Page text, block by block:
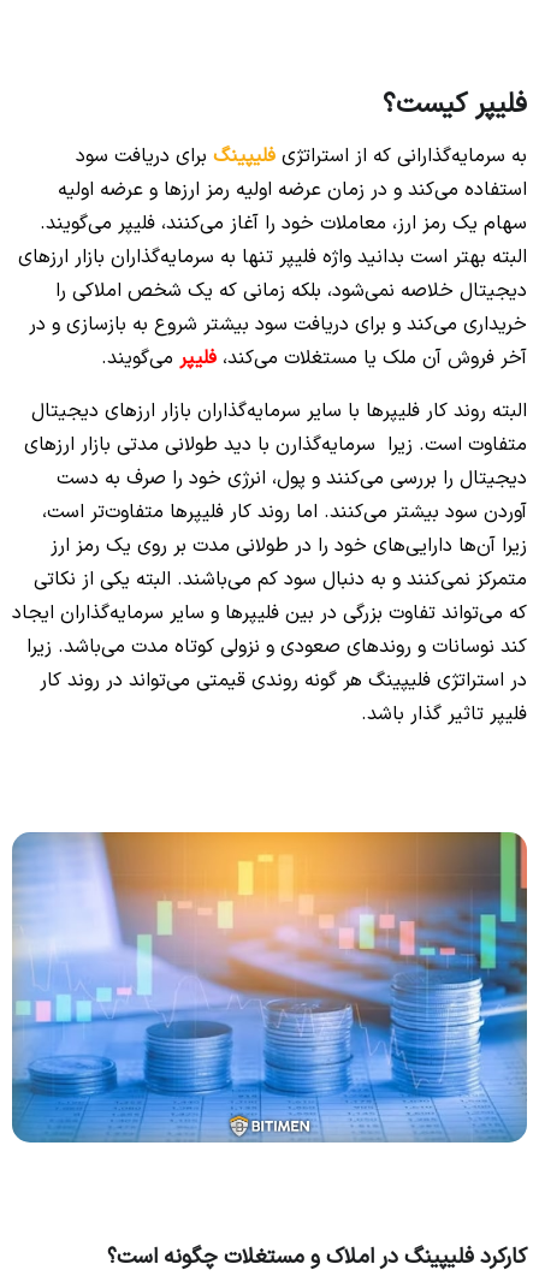
فلیپر کیست؟
به سرمایه‌گذارانی که از استراتژی فلیپینگ برای دریافت سود
استفاده می‌کند و در زمان عرضه اولیه رمز ارزها و عرضه اولیه
سهام یک رمز ارز، معاملات خود را آغاز می‌کنند، فلیپر می‌گویند.
البته بهتر است بدانید واژه فلیپر تنها به سرمایه‌گذاران بازار ارزهای
دیجیتال خلاصه نمی‌شود، بلکه زمانی که یک شخص املاکی را
خریداری می‌کند و برای دریافت سود بیشتر شروع به بازسازی و در
آخر فروش آن ملک یا مستغلات می‌کند، فلیپر می‌گویند.
البته روند کار فلیپرها با سایر سرمایه‌گذاران بازار ارزهای دیجیتال
متفاوت است. زیرا سرمایه‌گذارن با دید طولانی مدتی بازار ارزهای
دیجیتال را بررسی می‌کنند و پول، انرژی خود را صرف به دست
آوردن سود بیشتر می‌کنند. اما روند کار فلیپرها متفاوت‌تر است،
زیرا آن‌ها دارایی‌های خود را در طولانی مدت بر روی یک رمز ارز
متمرکز نمی‌کنند و به دنبال سود کم می‌باشند. البته یکی از نکاتی
که می‌تواند تفاوت بزرگی در بین فلیپرها و سایر سرمایه‌گذاران ایجاد
کند نوسانات و روندهای صعودی و نزولی کوتاه مدت می‌باشد. زیرا
در استراتژی فلیپینگ هر گونه روندی قیمتی می‌تواند در روند کار
فلیپر تاثیر گذار باشد.
کارکرد فلیپینگ در املاک و مستغلات چگونه است؟